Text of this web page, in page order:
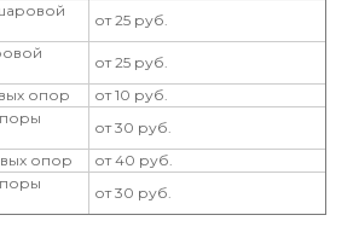
от 25 руб.
от 25 руб.
опор
от 10 руб.
от 30 руб.
опор
от 40 руб.
от 30 руб.